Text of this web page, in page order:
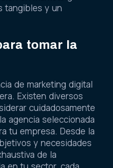
tangibles y un
tomar la
de marketing digital
Existen diversos
cuidadosamente
agencia seleccionada
tu empresa. Desde la
y necesidades
de la